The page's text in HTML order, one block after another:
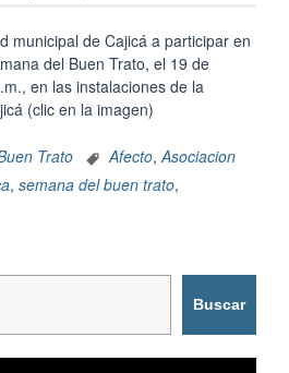
municipal de Cajicá a participar en
del Buen Trato, el 19 de
en las instalaciones de la
(clic en la imagen)
Trato Afecto,Asociacion
, semana del buen trato,
Buscar